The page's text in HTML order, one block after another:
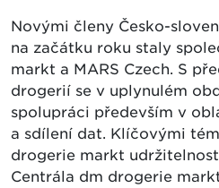
Novými členy Česko-
na začátku roku staly
markt a MARS Czech. S
drogerií se v uplynulém
spolupráci především v
a sdílení dat. Klíčovými
drogerie markt
Centrála dm drogerie